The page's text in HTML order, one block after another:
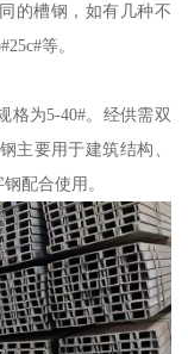
的槽钢，如有几种不
等。
格为5-40#。经供需双
主要用于建筑结构、
配合使用。